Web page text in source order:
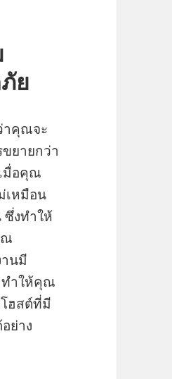
ย
าคุณจะ
ยายกว่า
มื่อคุณ
เหมือน
ซึ่งทำให้
ณ
นมี
ทำให้คุณ
ฮสต์ที่มี
ย่าง